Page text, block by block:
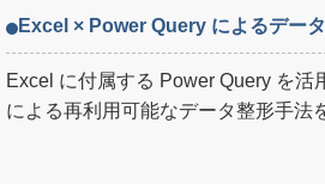
Excel × Power Query によるデー
Excel に付属する Power Query を
による再利用可能なデータ整形手法